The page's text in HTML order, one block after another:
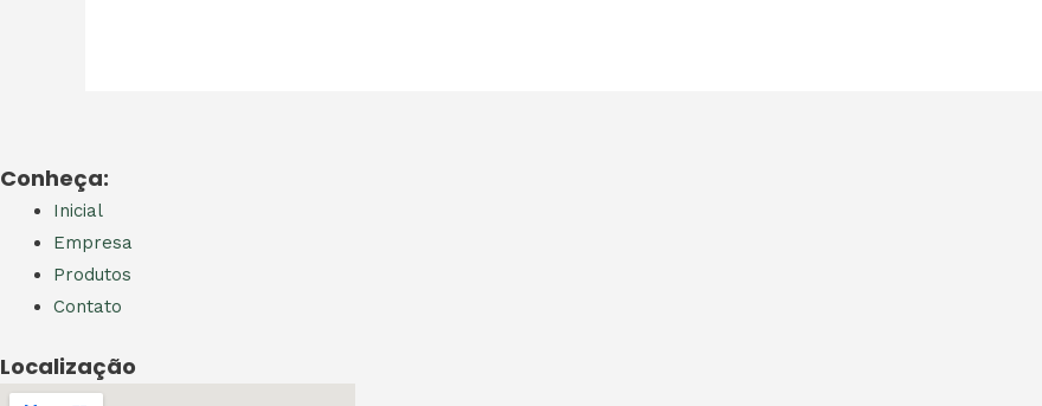
Conheça:
Inicial
Empresa
Produtos
Contato
Localização